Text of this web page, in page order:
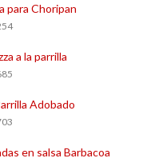
para Choripan
a la parrilla
Adobado
en salsa Barbacoa